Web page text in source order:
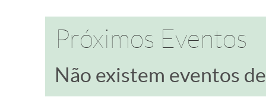
Próximos Eventos
Não existem eventos